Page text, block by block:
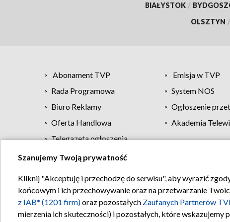
BIAŁYSTOK /
OLSZTYN /
Abonament TVP Emisja w TVP
Rada Programowa
System NOS
Biuro Reklamy
Ogłoszenie
Oferta Handlowa
Akademia
Telegazeta ogłoszenia
Regulamin TVP
Szanujemy Twoją prywatność
Kliknij "Akceptuję i przechodzę do serwisu", aby wyrazić
końcowym i ich przechowywanie oraz na przetwarzanie
z IAB* (1201 firm)oraz pozostałych Zaufanych Partnerów
mierzenia ich skuteczności) i pozostałych, które